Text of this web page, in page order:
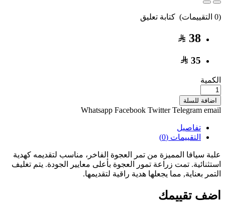
(0 التقييمات) كتابة تعليق
38
35
الكمية
اضافة للسلة
Whatsapp Facebook Twitter Telegram email
تفاصيل
التقييمات (0)
علبة سيافا المميزة من تمر العجوة الفاخر، مناسب لتقديمه كهدية
استثنائية. تمت زراعة تمور العجوة بأعلى معايير الجودة. يتم تغليف
التمر بعناية, مما يجعلها هدية راقية لتقديمها.
اضف تقييمك